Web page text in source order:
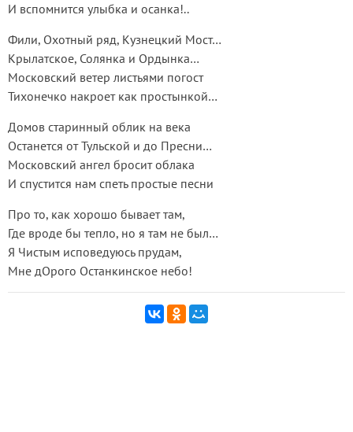
И вспомнится улыбка и осанка!..
Фили, Охотный ряд, Кузнецкий Мост…
Крылатское, Солянка и Ордынка…
Московский ветер листьями погост
Тихонечко накроет как простынкой…
Домов старинный облик на века
Останется от Тульской и до Пресни…
Московский ангел бросит облака
И спустится нам спеть простые песни
Про то, как хорошо бывает там,
Где вроде бы тепло, но я там не был…
Я Чистым исповедуюсь прудам,
Мне дОрого Останкинское небо!